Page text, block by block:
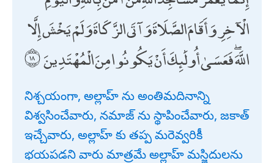
الْآخِرِ وَأَقَامَ الصَّلَاةَ وَآتَى الزَّكَاةَ وَلَمْ يَخْشَ إِلَّا
اللَّهَ ۖ فَعَسَىٰ أُولَٰئِكَ أَنْ يَكُونُوا مِنَ الْمُهْتَدِينَ
నిశ్చయంగా, అల్లాహ్ ను అంతిమదినాన్ని
విశ్వసించేవారు, నమాజ్ ను స్థాపించేవారు, జకాత్
ఇచ్చేవారు, అల్లాహ్ కు తప్ప మరెవ్వరికీ
భయపడని వారు మాత్రమే అల్లాహ్ మస్జిదులను